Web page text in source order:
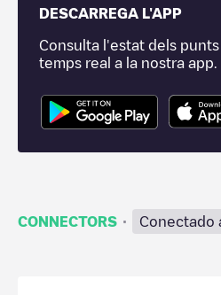
DESCARREGA L'APP
Consulta l'estat dels
temps real a la nostra app.
CONNECTORS · Conectado